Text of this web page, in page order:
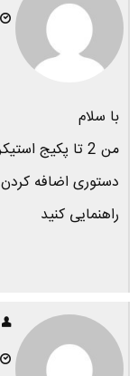
با سلام
من 2 تا پکیج
دستوری اضافه کردن
راهنمایی کنید